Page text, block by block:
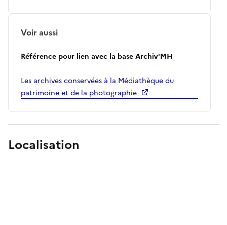
Voir aussi
Référence pour lien avec la base Archiv'MH
Les archives conservées à la Médiathèque du
patrimoine et de la photographie
Localisation